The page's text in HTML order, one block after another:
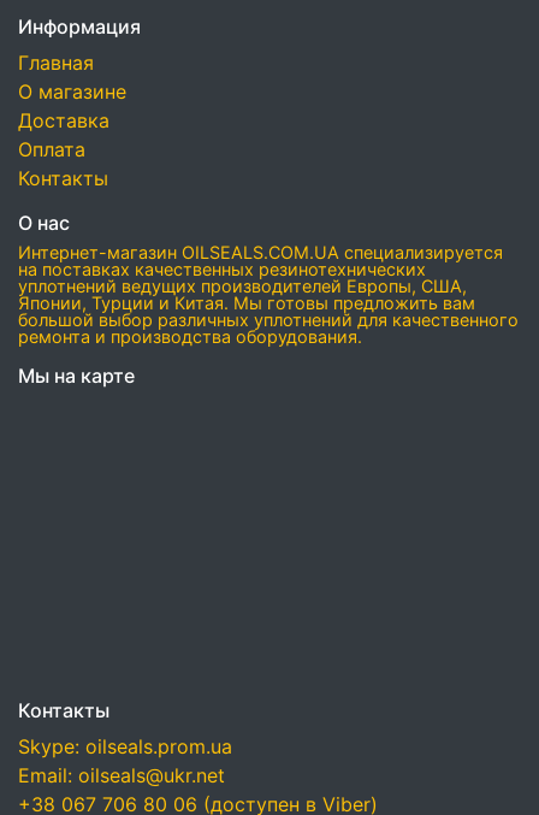
Информация
Главная
О магазине
Доставка
Оплата
Контакты
О нас
Интернет-магазин OILSEALS.COM.UA специализируется
на поставках качественных резинотехнических
уплотнений ведущих производителей Европы, США,
Японии, Турции и Китая. Мы готовы предложить вам
большой выбор различных уплотнений для качественного
ремонта и производства оборудования.
Мы на карте
Контакты
Skype: oilseals.prom.ua
Email: oilseals@ukr.net
+38 067 706 80 06 (доступен в Viber)